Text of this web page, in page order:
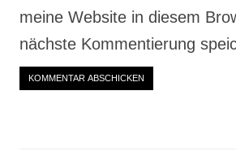
meine Website in diesem
nächste Kommentierung